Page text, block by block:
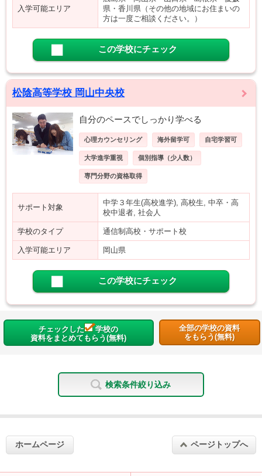
入学可能エリア
県・香川県（その他の地域にお住まいの
方は一度ご相談ください。）
この学校にチェック
松陰高等学校 岡山中央校
自分のペースでしっかり学べる
心理カウンセリング 海外留学可 自宅学習可
大学進学重視 個別指導（少人数）
専門分野の資格取得
サポート対象
中学３年生(高校進学), 高校生, 中卒・高
校中退者, 社会人
学校のタイプ 通信制高校・サポート校
入学可能エリア 岡山県
この学校にチェック
チェックした
学校の
資料をまとめてもらう(無料)
全部の学校の資料
をもらう(無料)
検索条件絞り込み
ホームページ ページトップへ